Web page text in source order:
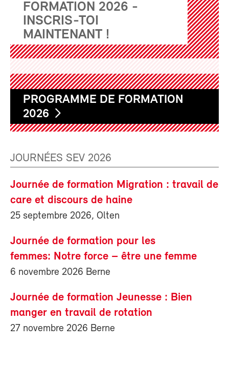
FORMATION 2026 -
INSCRIS-TOI
MAINTENANT !
PROGRAMME DE FORMATION
2026
JOURNÉES SEV 2026
Journée de formation Migration : travail de
care et discours de haine
25 septembre 2026, Olten
Journée de formation pour les
femmes: Notre force – être une femme
6 novembre 2026 Berne
Journée de formation Jeunesse : Bien
manger en travail de rotation
27 novembre 2026 Berne